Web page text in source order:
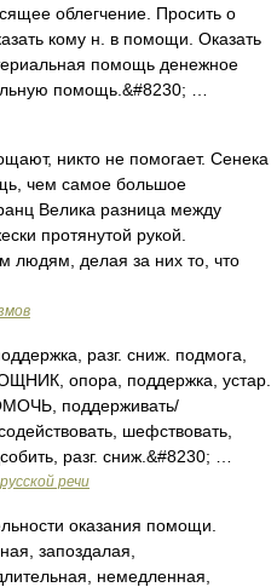
облегчение. Просить о
кому н. в помощи. Оказать
помощь денежное
помощь.&#8230; …
никто не помогает. Сенека
чем самое большое
Велика разница между
протянутой рукой.
делая за них то, что
разг. сниж. подмога,
опора, поддержка, устар.
поддерживать/
шефствовать,
разг. сниж.&#8230; …
речи
оказания помощи.
запоздалая,
немедленная,